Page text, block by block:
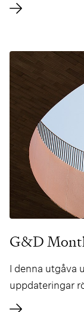
G&D
I denna utgåva
uppdateringar